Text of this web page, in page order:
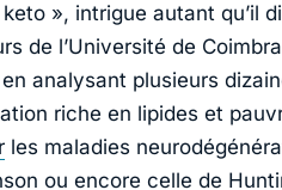
», intrigue autant qu’il
de l’Université de Coimbra
analysant plusieurs
riche en lipides et
les maladies
ou encore celle de